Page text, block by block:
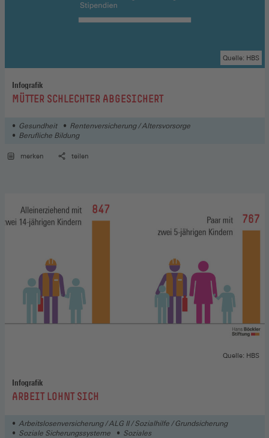
Infografik
:MÜTTER SCHLECHTER ABGESICHERT
Quelle: HBS
Gesundheit
Rentenversicherung / Altersvorsorge
Berufliche Bildung
merken teilen
Infografik
:ARBEIT LOHNT SICH
Quelle: HBS
Arbeitslosenversicherung / ALG II / Sozialhilfe / Grundsicherung
Soziale Sicherungssysteme
Soziales